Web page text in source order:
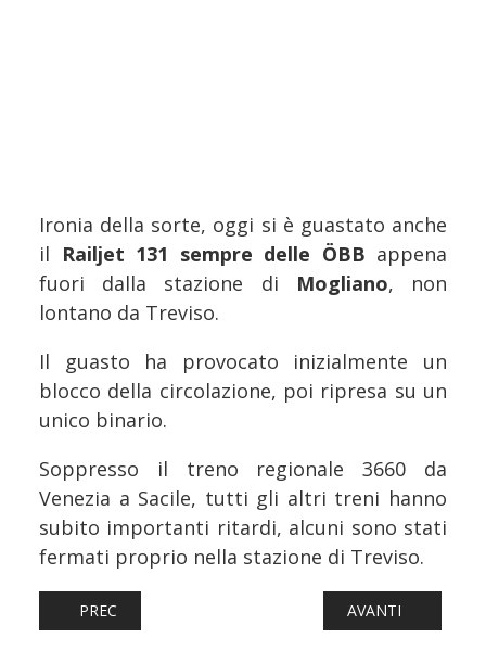
Ironia della sorte, oggi si è guastato anche
il Railjet 131 sempre delle ÖBB appena
fuori dalla stazione di Mogliano, non
lontano da Treviso.
Il guasto ha provocato inizialmente un
blocco della circolazione, poi ripresa su un
unico binario.
Soppresso il treno regionale 3660 da
Venezia a Sacile, tutti gli altri treni hanno
subito importanti ritardi, alcuni sono stati
fermati proprio nella stazione di Treviso.
ARTICOLO PRECEDENTE: FERROVIE: ASSO, AL VIA I
PREC ARTICOLO
AVANTI